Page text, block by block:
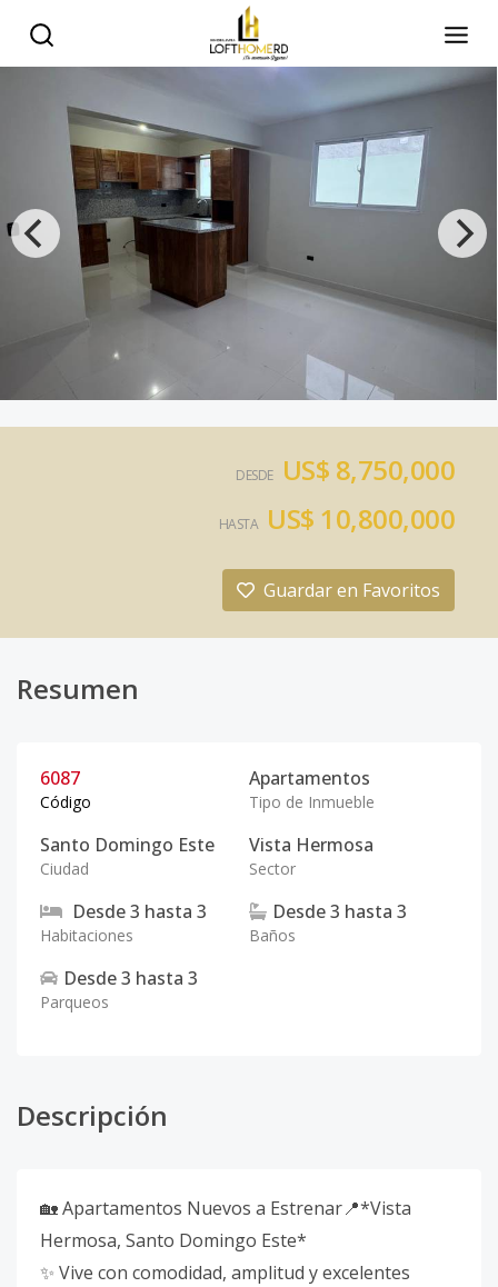
DESDE US$ 8,750,000
HASTA US$ 10,800,000
Guardar en Favoritos
Resumen
6087
Código
Apartamentos
Tipo de Inmueble
Santo Domingo Este
Ciudad
Vista Hermosa
Sector
Desde3 hasta 3
Habitaciones
Desde3 hasta 3
Baños
Desde3 hasta 3
Parqueos
Descripción
🏡 Apartamentos Nuevos a Estrenar📍*Vista
Hermosa, Santo Domingo Este*
✨ Vive con comodidad, amplitud y excelentes